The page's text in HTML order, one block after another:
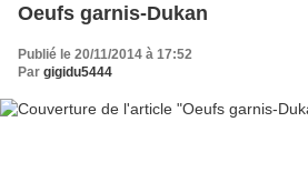
Oeufs garnis-Dukan
Publié le 20/11/2014 à 17:52
Par gigidu5444